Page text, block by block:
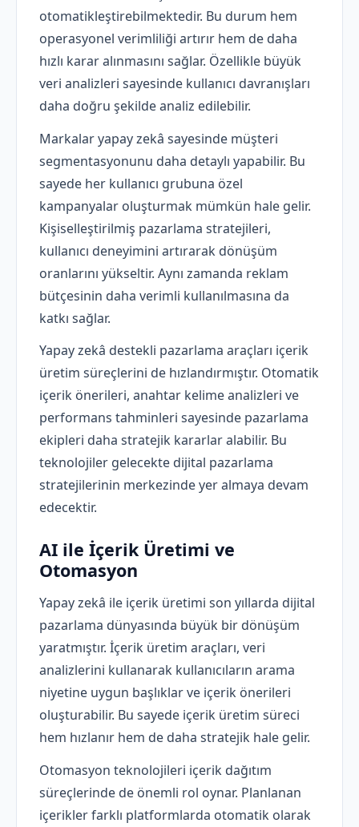
otomatikleştirebilmektedir. Bu durum hem
operasyonel verimliliği artırır hem de daha
hızlı karar alınmasını sağlar. Özellikle büyük
veri analizleri sayesinde kullanıcı davranışları
daha doğru şekilde analiz edilebilir.
Markalar yapay zekâ sayesinde müşteri
segmentasyonunu daha detaylı yapabilir. Bu
sayede her kullanıcı grubuna özel
kampanyalar oluşturmak mümkün hale gelir.
Kişiselleştirilmiş pazarlama stratejileri,
kullanıcı deneyimini artırarak dönüşüm
oranlarını yükseltir. Aynı zamanda reklam
bütçesinin daha verimli kullanılmasına da
katkı sağlar.
Yapay zekâ destekli pazarlama araçları içerik
üretim süreçlerini de hızlandırmıştır. Otomatik
içerik önerileri, anahtar kelime analizleri ve
performans tahminleri sayesinde pazarlama
ekipleri daha stratejik kararlar alabilir. Bu
teknolojiler gelecekte dijital pazarlama
stratejilerinin merkezinde yer almaya devam
edecektir.
AI ile İçerik Üretimi ve
Otomasyon
Yapay zekâ ile içerik üretimi son yıllarda dijital
pazarlama dünyasında büyük bir dönüşüm
yaratmıştır. İçerik üretim araçları, veri
analizlerini kullanarak kullanıcıların arama
niyetine uygun başlıklar ve içerik önerileri
oluşturabilir. Bu sayede içerik üretim süreci
hem hızlanır hem de daha stratejik hale gelir.
Otomasyon teknolojileri içerik dağıtım
süreçlerinde de önemli rol oynar. Planlanan
içerikler farklı platformlarda otomatik olarak